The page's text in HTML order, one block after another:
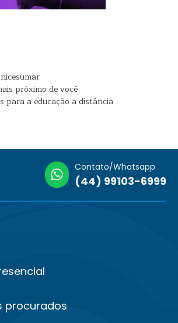
próximo de você
para a educação a distância
Contato/Whatsapp
(44) 99103-6999
procurados